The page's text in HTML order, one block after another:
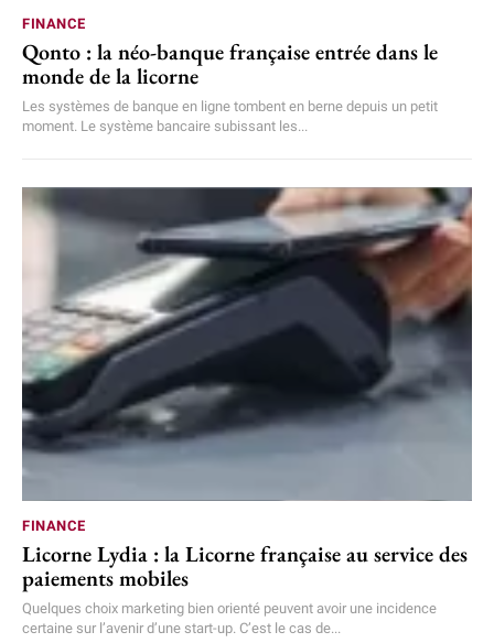
FINANCE
Qonto : la néo-banque française entrée dans le
monde de la licorne
Les systèmes de banque en ligne tombent en berne depuis un petit
moment. Le système bancaire subissant les...
FINANCE
Licorne Lydia : la Licorne française au service des
paiements mobiles
Quelques choix marketing bien orienté peuvent avoir une incidence
certaine sur l’avenir d’une start-up. C’est le cas de...